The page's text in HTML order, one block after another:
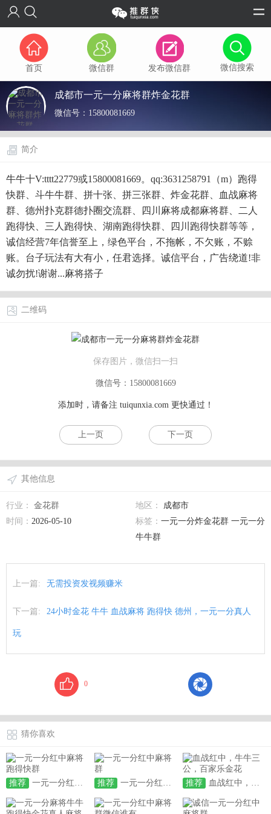
首页 微信群 发布微信群 微信搜索
成都市一元一分麻将群炸金花群
微信号： 15800081669
简介
牛牛十V:tttt22779或15800081669。qq:3631258791（m）跑得
快群、斗牛牛群、拼十张、拼三张群、炸金花群、血战麻将
群、德州扑克群德扑圈交流群、四川麻将成都麻将群、二人
跑得快、三人跑得快、湖南跑得快群、四川跑得快群等等，
诚信经营7年信誉至上，绿色平台，不拖帐，不欠账，不赊
账。台子玩法有大有小，任君选择。诚信平台，广告绕道!非
诚勿扰!谢谢...麻将搭子
二维码
保存图片，微信扫一扫
微信号：15800081669
添加时，请备注 tuiqunxia.com更快通过！
上一页 下一页
其他信息
行业： 金花群 地区：
成都市
时间： 2026-05-10 标签： 一元一分炸金花群 一元一分
牛牛群
上一篇: 无需投资发视频赚米
下一篇: 24小时金花 牛牛 血战麻将 跑得快 德州，一元一分真人
玩
0
猜你喜欢
推荐 一元一分红中麻将跑得快群 推荐 一元一分红中麻将群 推荐 血战红中，牛牛三公，百家乐金花